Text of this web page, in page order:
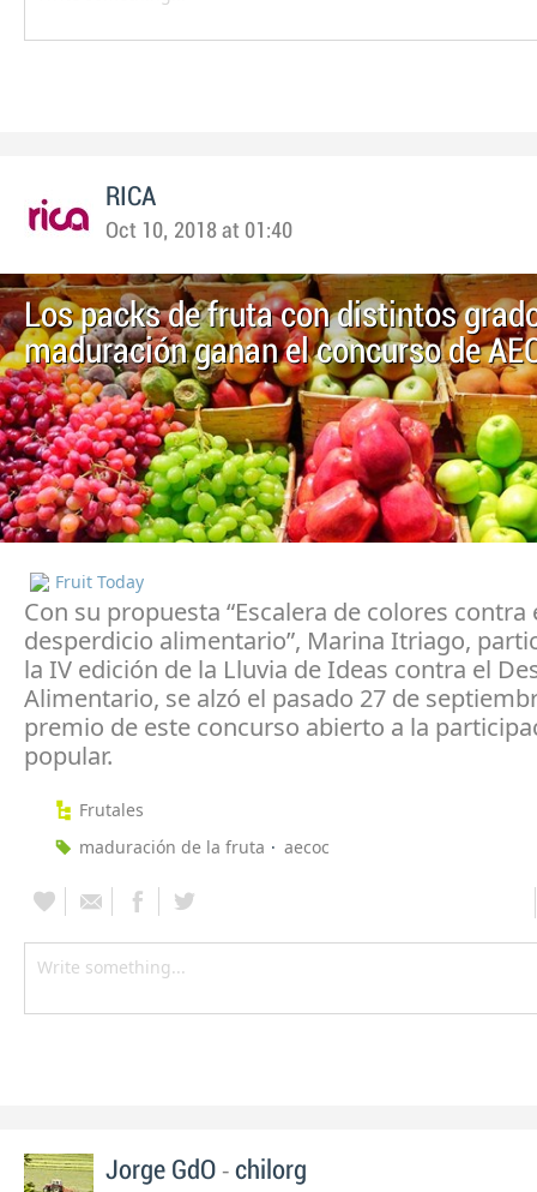
RICA
Oct 10, 2018 at 01:40
Los packs de fruta con distintos
maduración ganan el concurso de
Fruit Today
Con su propuesta “Escalera de colores contra
desperdicio alimentario”, Marina Itriago,
la IV edición de la Lluvia de Ideas contra el
Alimentario, se alzó el pasado 27 de
premio de este concurso abierto a la
popular.
Frutales
maduración de la fruta
aecoc
Jorge GdO - chilorg